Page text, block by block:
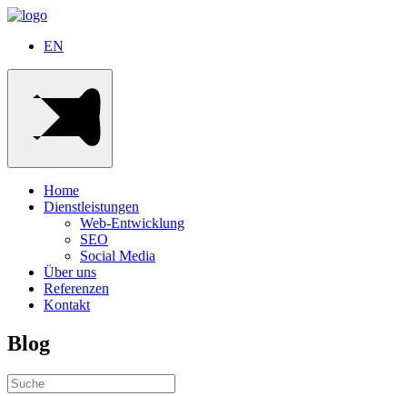
EN
Home
Dienstleistungen
Web-Entwicklung
SEO
Social Media
Über uns
Referenzen
Kontakt
Blog